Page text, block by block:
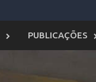
PUBLICAÇÕES